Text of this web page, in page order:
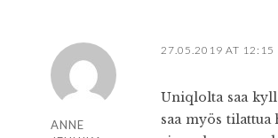
ANNE
27.05.2019 AT 12:15
Uniqlolta saa
saa myös